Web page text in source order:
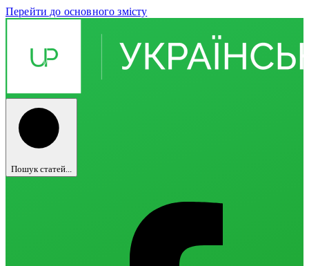
Перейти до основного змісту
Пошук статей...